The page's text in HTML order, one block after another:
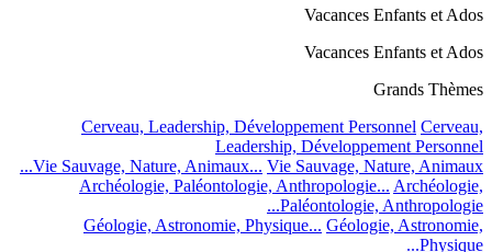
Vacances Enfants et Ados
Vacances Enfants et Ados
Grands Thèmes
Cerveau, Leadership, Développement Personnel Cerveau,
Leadership, Développement Personnel
Vie Sauvage, Nature, Animaux... Vie Sauvage, Nature, Animaux...
Archéologie, Paléontologie, Anthropologie... Archéologie,
Paléontologie, Anthropologie...
Géologie, Astronomie, Physique... Géologie, Astronomie,
Physique...